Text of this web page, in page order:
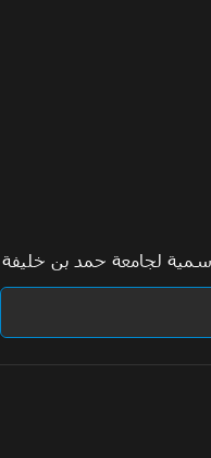
لجامعة حمد بن خليفة